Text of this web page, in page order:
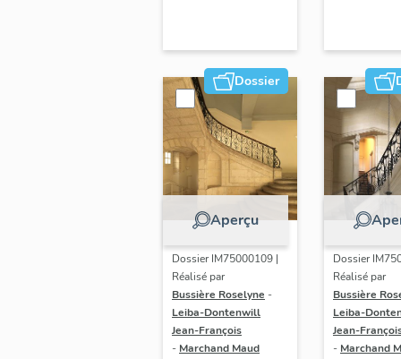
étudié)
Etat-
la
Dossier
Aperçu
Dossier IM75000109 |
Réalisé par
Bussière Roselyne -
Leiba-Dontenwill
Jean-François
- Marchand Maud
Dossier
Réalisé par
Bussière
Leiba-
Jean-
- Marchand